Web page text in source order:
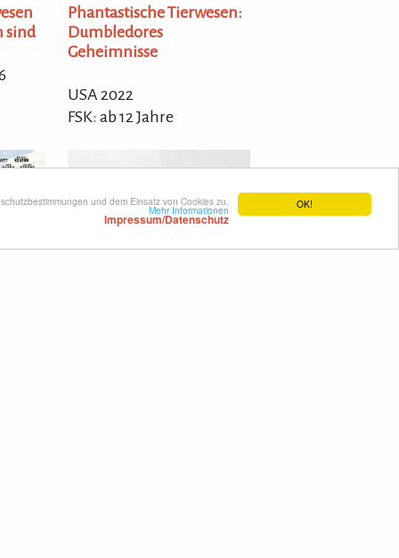
OK!
und dem Einsatz von Cookies zu.
Mehr Informationen
Impressum/Datenschutz
sind
Phantastische Tierwesen:
Dumbledores
Geheimnisse
USA 2022
FSK: ab 12 Jahre